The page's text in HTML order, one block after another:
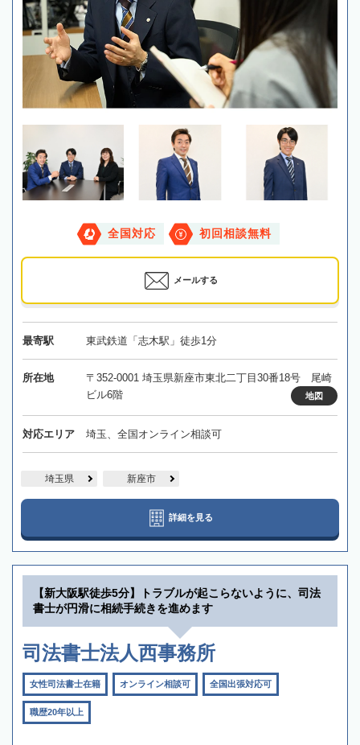
全国対応 初回相談無料
メールする
最寄駅 東武鉄道「志木駅」徒歩1分
所在地
〒352-0001 埼玉県新座市東北二丁目30番18号 尾崎
ビル6階
地図
対応エリア 埼玉、全国オンライン相談可
埼玉県 新座市
詳細を見る
【新大阪駅徒歩5分】トラブルが起こらないように、司法
書士が円滑に相続手続きを進めます
司法書士法人西事務所
女性司法書士在籍 オンライン相談可 全国出張対応可
職歴20年以上